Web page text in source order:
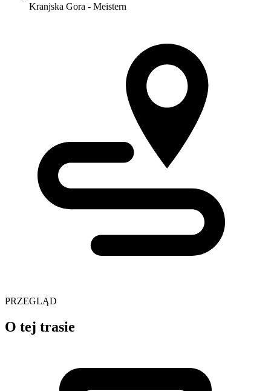
Kranjska Gora - Meistern
PRZEGLĄD
O tej trasie